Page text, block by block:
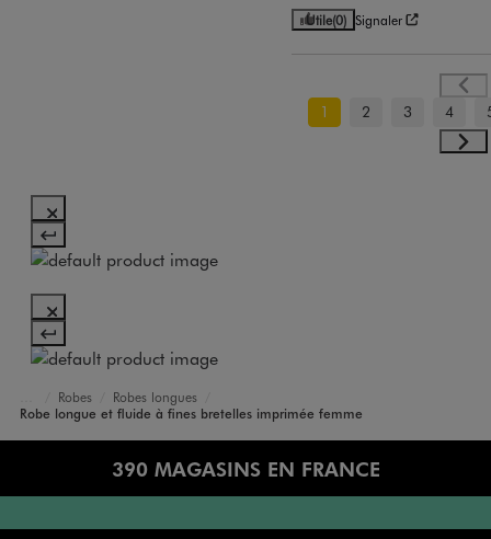
Utile(0) Signaler
1 2 3 4
Accueil
Femme
Vêtements
Robes
Robes longues
Robe longue et fluide à fines bretelles imprimée femme
390 MAGASINS EN FRANCE